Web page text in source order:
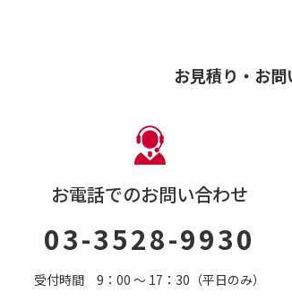
お見積り・お問
お電話でのお問い合わせ
03-3528-9930
受付時間 9：00 〜 17：30（平日のみ）